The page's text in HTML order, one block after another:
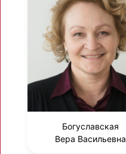
Богуславская
Вера Васильевна